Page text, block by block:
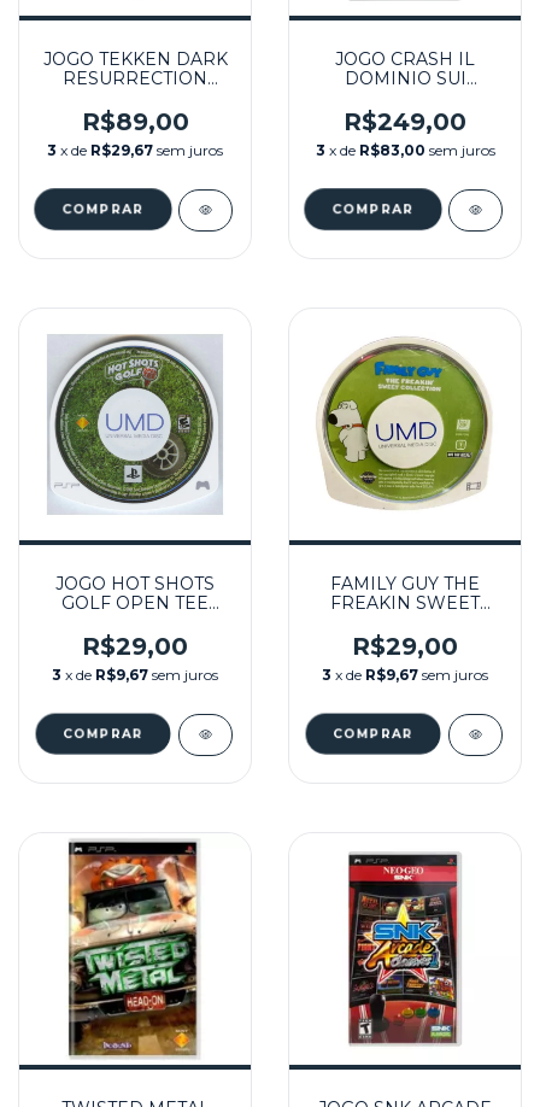
JOGO TEKKEN DARK
RESURRECTION
PSP
R$89,00
3 x de R$29,67 sem juros
JOGO CRASH IL
DOMINIO SUI
MIND OVER MUTANT
(EUR) SEMINOVO –
PSP
R$249,00
3 x de R$83,00 sem juros
JOGO HOT SHOTS
GOLF OPEN TEE
SEMINOVO – PSP
R$29,00
3 x de R$9,67 sem juros
FAMILY GUY THE
FREAKIN SWEET
MOVIE (SEM CAPA)
SEMINOVO - PSP
R$29,00
3 x de R$9,67 sem juros